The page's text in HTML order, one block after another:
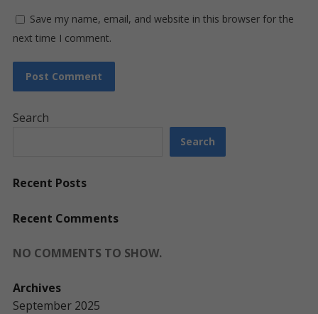
Save my name, email, and website in this browser for the
next time I comment.
Search
Search
Recent Posts
Recent Comments
NO COMMENTS TO SHOW.
Archives
September 2025